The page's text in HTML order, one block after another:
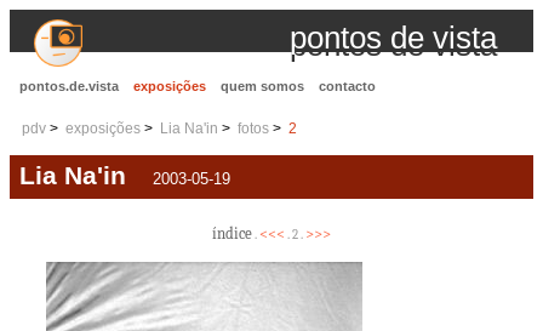
pontos de vista
pontos.de.vista exposições quem somos contacto
pdv exposições Lia Na'in fotos 2
Lia Na'in 2003-05-19
índice. <<< . 2 . >>>